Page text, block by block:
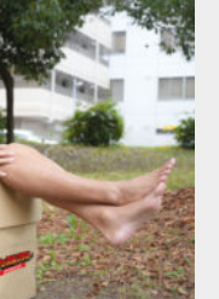
細マッチョ)
捨